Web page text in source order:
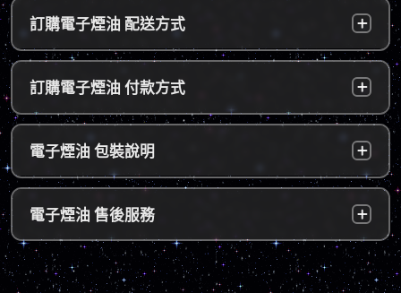
訂購電子煙油 配送方式
台灣本島：
a. 黑貓宅配：訂單成立後，24小時內寄出，2
～5個工作天內可送達指定地址。
b. 7-11便利店：訂單成立後，24小時內寄出，
2～5個工作天內可送達指定便利店。（ 如遇休
延。遇異常出貨情況，將另外通知您）。
*提示1：線上支付成功並至便利店取貨者須核
對證件，取貨人必須是商品託運單上的收件
人，收件人請勿使用暱稱、假名以免無法順利
取貨。
訂購電子煙油 付款方式
貨到付款：
使用貨到付款方式只需於配達貨物時，將訂單
款項以新台幣現金的方式繳款，即可完成付
款。
超商付款：
訂單送達門市後，會寄送簡訊通知取貨，請至
超商告知門市人員您訂購時所填寫的聯絡電話
後三碼，並付款取貨。
電子煙油 包裝說明
隱密包裝：
由於台灣法律政策原因，包裝上不會註明內容
物，謝謝理解。
電子煙油 售後服務
退換貨原則 包裹拆封請全程錄影，已確保雙方權益。